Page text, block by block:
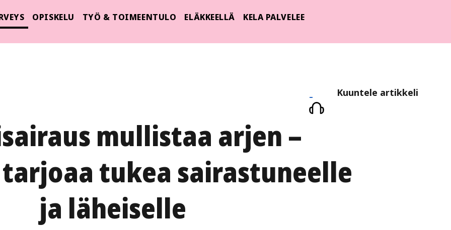
OPISKELU TYÖ & TOIMEENTULO ELÄKKEELLÄ KELA PALVELEE
Kuuntele
artikkeli
Kuuntele artikkeli
mullistaa arjen –
tukea sairastuneelle
ja läheiselle